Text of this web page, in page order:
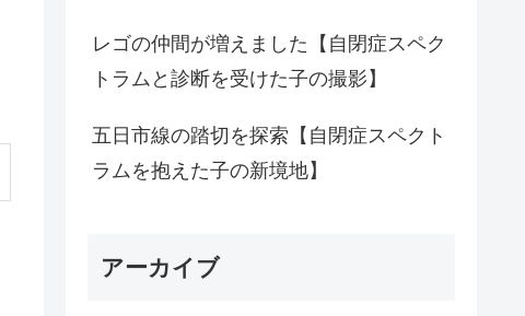
レゴの仲間が増えました【自閉症スペク
トラムと診断を受けた子の撮影】
五日市線の踏切を探索【自閉症スペクト
ラムを抱えた子の新境地】
アーカイブ